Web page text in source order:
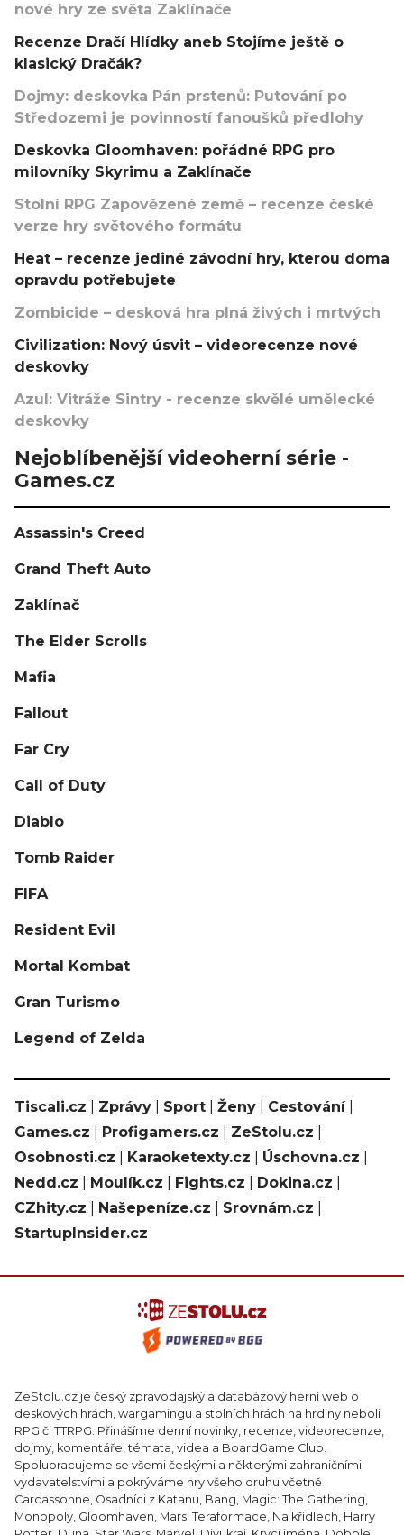
nové hry ze světa Zaklínače
Recenze Dračí Hlídky aneb Stojíme ještě o
klasický Dračák?
Dojmy: deskovka Pán prstenů: Putování po
Středozemi je povinností fanoušků předlohy
Deskovka Gloomhaven: pořádné RPG pro
milovníky Skyrimu a Zaklínače
Stolní RPG Zapovězené země – recenze české
verze hry světového formátu
Heat – recenze jediné závodní hry, kterou doma
opravdu potřebujete
Zombicide – desková hra plná živých i mrtvých
Civilization: Nový úsvit – videorecenze nové
deskovky
Azul: Vitráže Sintry - recenze skvělé umělecké
deskovky
Nejoblíbenější videoherní série -
Games.cz
Assassin's Creed
Grand Theft Auto
Zaklínač
The Elder Scrolls
Mafia
Fallout
Far Cry
Call of Duty
Diablo
Tomb Raider
FIFA
Resident Evil
Mortal Kombat
Gran Turismo
Legend of Zelda
Tiscali.cz Zprávy Sport Ženy Cestování|
Games.cz
Profigamers.cz ZeStolu.cz
Osobnosti.cz
Karaoketexty.cz Úschovna.cz
Nedd.cz
Moulík.cz Fights.cz Dokina.cz
CZhity.cz
Našepeníze.cz Srovnám.cz
StartupInsider.cz
ZeStolu.cz je český zpravodajský a databázový herní web o
deskových hrách, wargamingu a stolních hrách na hrdiny neboli
RPG či TTRPG. Přinášíme denní novinky, recenze, videorecenze,
dojmy, komentáře, témata, videa a BoardGame Club.
Spolupracujeme se všemi českými a některými zahraničními
vydavatelstvími a pokrýváme hry všeho druhu včetně
Carcassonne, Osadníci z Katanu, Bang, Magic: The Gathering,
Monopoly, Gloomhaven, Mars: Teraformace, Na křídlech, Harry